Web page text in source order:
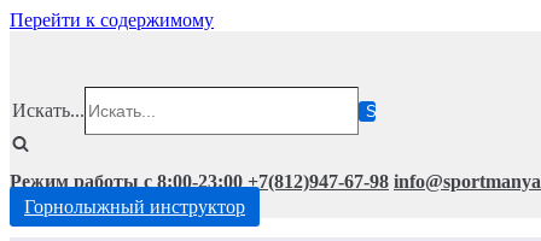
Перейти к содержимому
Искать...
Режим работы с 8:00-23:00 +7(812)947-67-98
Горнолыжный инструктор